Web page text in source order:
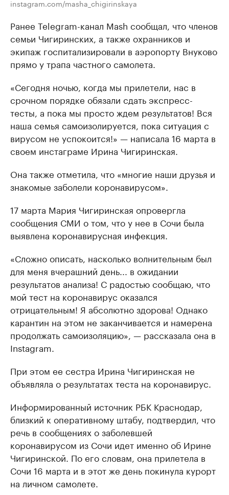
instagram.com/masha_chigirinskaya
Ранее Telegram-канал Mash сообщал, что членов
семьи Чигиринских, а также охранников и
экипаж госпитализировали в аэропорту Внуково
прямо у трапа частного самолета.
«Сегодня ночью, когда мы прилетели, нас в
срочном порядке обязали сдать экспресс-
тесты, а пока мы просто ждем результатов! Вся
наша семья самоизолируется, пока ситуация с
вирусом не успокоится!» — написала 16 марта в
своем инстаграме Ирина Чигиринская.
Она также отметила, что «многие наши друзья и
знакомые заболели коронавирусом».
17 марта Мария Чигиринская опровергла
сообщения СМИ о том, что у нее в Сочи была
выявлена коронавирусная инфекция.
«Сложно описать, насколько волнительным был
для меня вчерашний день... в ожидании
результатов анализа! С радостью сообщаю, что
мой тест на коронавирус оказался
отрицательным! Я абсолютно здорова! Однако
карантин на этом не заканчивается и намерена
продолжать самоизоляцию», — рассказала она в
Instagram.
При этом ее сестра Ирина Чигиринская не
объявляла о результатах теста на коронавирус.
Информированный источник РБК Краснодар,
близкий к оперативному штабу, подтвердил, что
речь в сообщениях о заболевшей
коронавирусом из Сочи идет именно об Ирине
Чигиринской. По его словам, она прилетела в
Сочи 16 марта и в этот же день покинула курорт
на личном самолете.